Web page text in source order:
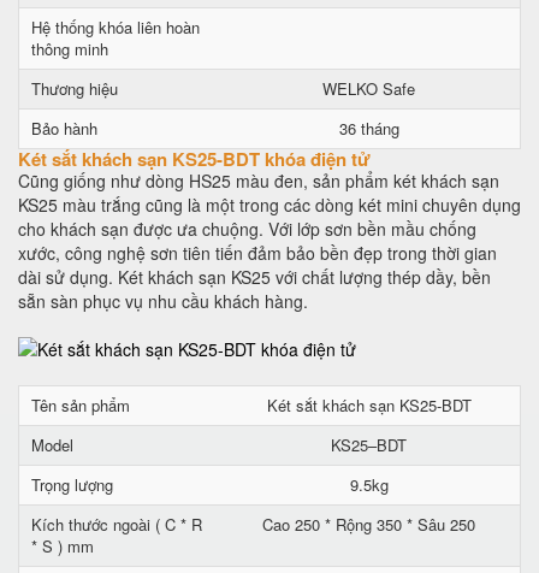
Hệ thống khóa liên hoàn
thông minh
Thương hiệu
WELKO Safe
Bảo hành
36 tháng
Két sắt khách sạn KS25-BDT khóa điện tử
Cũng giống như dòng HS25 màu đen, sản phẩm két khách sạn
KS25 màu trắng cũng là một trong các dòng két mini chuyên dụng
cho khách sạn được ưa chuộng. Với lớp sơn bền mầu chống
xước, công nghệ sơn tiên tiến đảm bảo bền đẹp trong thời gian
dài sử dụng. Két khách sạn KS25 với chất lượng thép dầy, bền
sẵn sàn phục vụ nhu cầu khách hàng.
Tên sản phẩm
Két sắt khách sạn KS25-BDT
Model
KS25–BDT
Trọng lượng
9.5kg
Kích thước ngoài ( C * R
* S ) mm
Cao 250 * Rộng 350 * Sâu 250